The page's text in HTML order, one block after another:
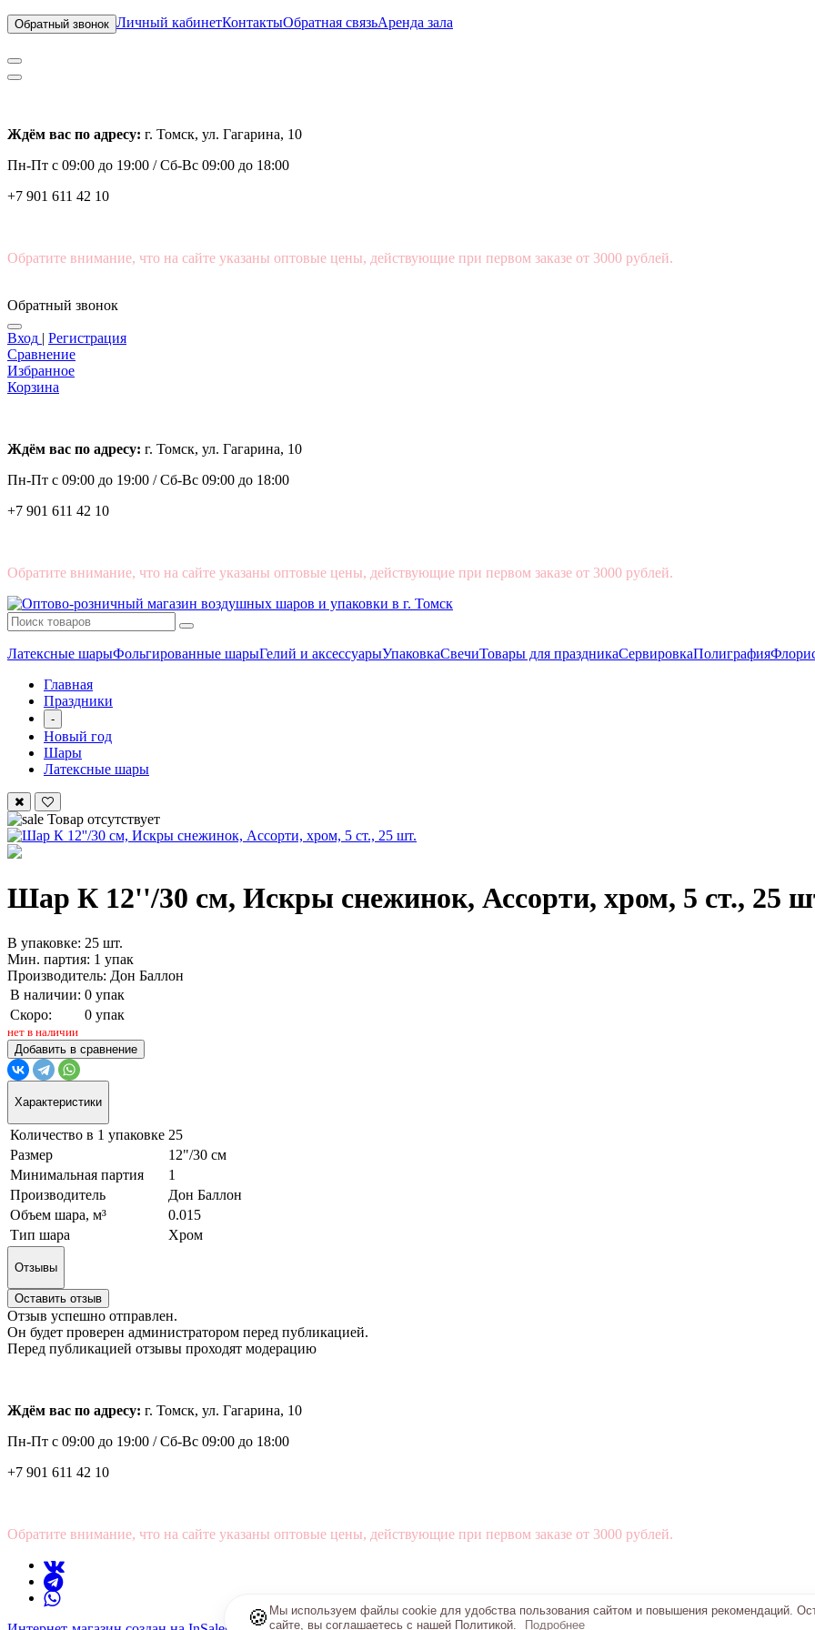
Обратный звонок Личный кабинетКонтактыОбратная связьАренда зала
Ждём вас по адресу: г. Томск, ул. Гагарина, 10
Пн-Пт с 09:00 до 19:00 /Сб-Вс 09:00 до 18:00
+7 901 611 42 10
Обратите внимание, что на сайте указаны оптовые цены, действующие при первом заказе от 3000 рублей.
Обратный звонок
Вход | Регистрация
Сравнение
Избранное
Корзина
Ждём вас по адресу: г. Томск, ул. Гагарина, 10
Пн-Пт с 09:00 до 19:00 /Сб-Вс 09:00 до 18:00
+7 901 611 42 10
Обратите внимание, что на сайте указаны оптовые цены, действующие при первом заказе от 3000 рублей.
Латексные шарыФольгированные шарыГелий и аксессуарыУпаковкаСвечиТовары для праздникаСервировкаПолиграфия
Главная
Праздники
-
Новый год
Шары
Латексные шары
Товар отсутствует
Шар К 12''/30 см, Искры снежинок, Ассорти, хром, 5 ст., 25
В упаковке: 25 шт.
Мин. партия: 1 упак
Производитель: Дон Баллон
В наличии: 0 упак
Скоро:
0 упак
нет в наличии
Добавить в сравнение
Характеристики
Количество в 1 упаковке 25
Размер
12"/30 см
Минимальная партия
1
Производитель
Дон Баллон
Объем шара, м³
0.015
Тип шара
Хром
Отзывы
Оставить отзыв
Отзыв успешно отправлен.
Он будет проверен администратором перед публикацией.
Перед публикацией отзывы проходят модерацию
Ждём вас по адресу: г. Томск, ул. Гагарина, 10
Пн-Пт с 09:00 до 19:00 /Сб-Вс 09:00 до 18:00
+7 901 611 42 10
Обратите внимание, что на сайте указаны оптовые цены, действующие при первом заказе от 3000 рублей.
🍪 Мы используем файлы cookie для удобства пользования сайтом и повышения рекомендаций.
сайте, вы соглашаетесь с нашей Политикой.
Подробнее